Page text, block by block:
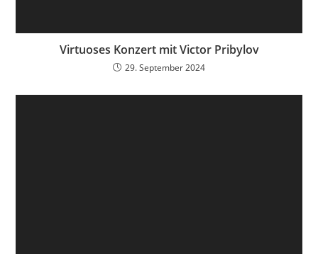
Virtuoses Konzert mit Victor Pribylov
29. September 2024